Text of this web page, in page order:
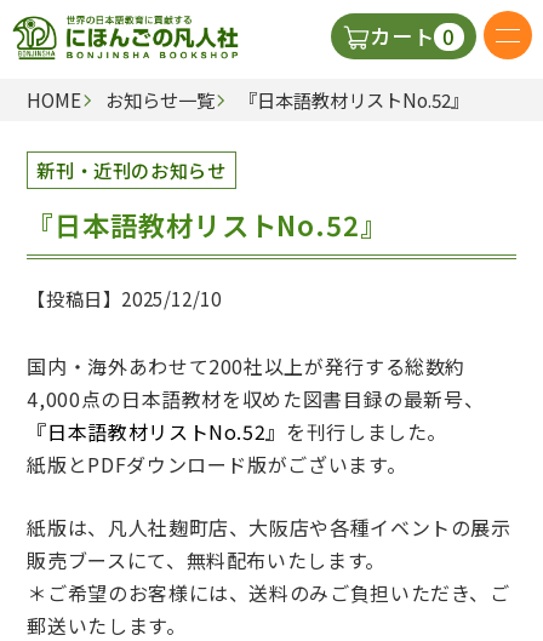
カート 0
日本語の教科書
辞典
HOME お知らせ一覧 『日本語教材リストNo.52』
新刊・近刊のお知らせ
『日本語教材リストNo.52』
【投稿日】2025/12/10
国内・海外あわせて200社以上が発行する総数約
4,000点の日本語教材を収めた図書目録の最新号、
『日本語教材リストNo.52』 を刊行しました。
紙版とPDFダウンロード版がございます。
紙版は、凡人社麹町店、大阪店や各種イベントの展示
販売ブースにて、無料配布いたします。
＊ご希望のお客様には、送料のみご負担いただき、ご
郵送いたします。